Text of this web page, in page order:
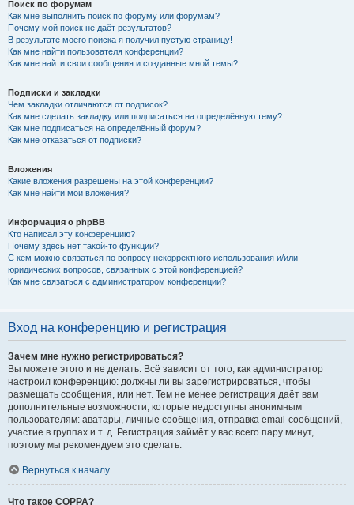
Поиск по форумам
Как мне выполнить поиск по форуму или форумам?
Почему мой поиск не даёт результатов?
В результате моего поиска я получил пустую страницу!
Как мне найти пользователя конференции?
Как мне найти свои сообщения и созданные мной темы?
Подписки и закладки
Чем закладки отличаются от подписок?
Как мне сделать закладку или подписаться на определённую тему?
Как мне подписаться на определённый форум?
Как мне отказаться от подписки?
Вложения
Какие вложения разрешены на этой конференции?
Как мне найти мои вложения?
Информация о phpBB
Кто написал эту конференцию?
Почему здесь нет такой-то функции?
С кем можно связаться по вопросу некорректного использования и/или
юридических вопросов, связанных с этой конференцией?
Как мне связаться с администратором конференции?
Вход на конференцию и регистрация
Зачем мне нужно регистрироваться?
Вы можете этого и не делать. Всё зависит от того, как администратор
настроил конференцию: должны ли вы зарегистрироваться, чтобы
размещать сообщения, или нет. Тем не менее регистрация даёт вам
дополнительные возможности, которые недоступны анонимным
пользователям: аватары, личные сообщения, отправка email-сообщений,
участие в группах и т. д. Регистрация займёт у вас всего пару минут,
поэтому мы рекомендуем это сделать.
Вернуться к началу
Что такое COPPA?